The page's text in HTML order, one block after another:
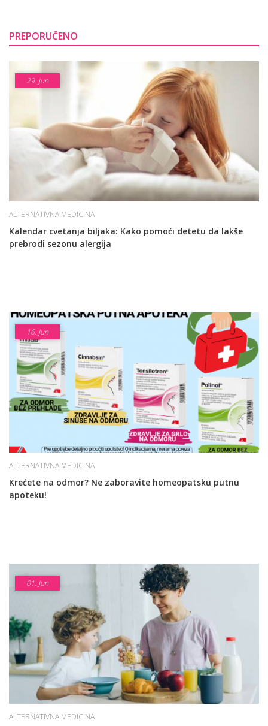
PREPORUČENO
29. Jun
ALTERNATIVNA MEDICINA
Kalendar cvetanja biljaka: Kako pomoći detetu da lakše
prebrodi sezonu alergija
16. Jun
ALTERNATIVNA MEDICINA
Krećete na odmor? Ne zaboravite homeopatsku putnu
apoteku!
01. Jun
ALTERNATIVNA MEDICINA